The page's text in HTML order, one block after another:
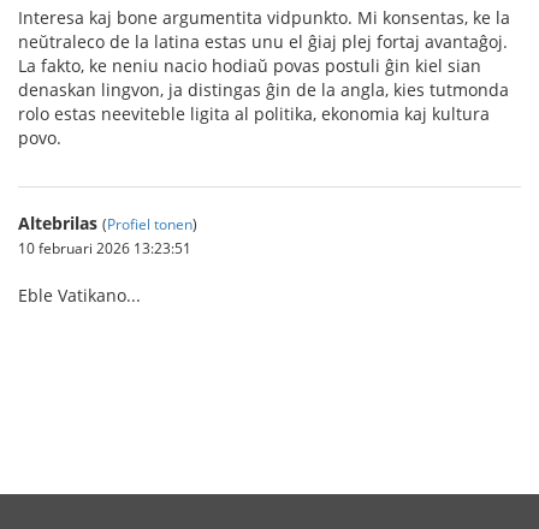
Interesa kaj bone argumentita vidpunkto. Mi konsentas, ke la
neŭtraleco de la latina estas unu el ĝiaj plej fortaj avantaĝoj.
La fakto, ke neniu nacio hodiaŭ povas postuli ĝin kiel sian
denaskan lingvon, ja distingas ĝin de la angla, kies tutmonda
rolo estas neeviteble ligita al politika, ekonomia kaj kultura
povo.
Altebrilas (Profiel tonen)
10 februari 2026 13:23:51
Eble Vatikano...